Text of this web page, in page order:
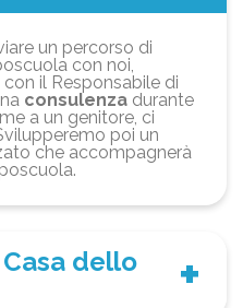
un percorso di
con noi,
il Responsabile di
consulenza durante
a un genitore, ci
poi un
che accompagnerà
dello